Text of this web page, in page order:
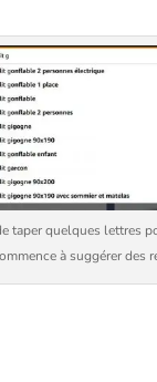
taper quelques lettres
à suggérer des